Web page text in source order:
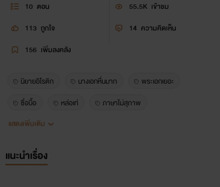
10 ตอน 55.5K เข้าชม
113 ถูกใจ 14 ความคิดเห็น
156 เพิ่มลงคลัง
นิยายอิโรติก นางเอกหื่นมาก
พระเอกเยอะ
ซื่อบื้อ
หล่อเท่
ภาษาไม่สุภาพ
แสดงเพิ่มเติม
แนะนำเรื่อง